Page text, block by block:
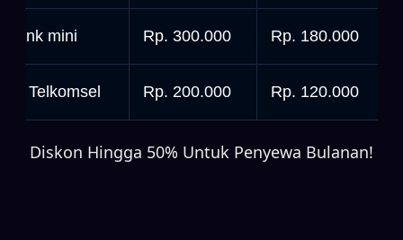
mini Rp. 300.000 Rp. 180.000
Telkomsel Rp. 200.000 Rp. 120.000
Diskon Hingga 50% Untuk Penyewa Bulanan!